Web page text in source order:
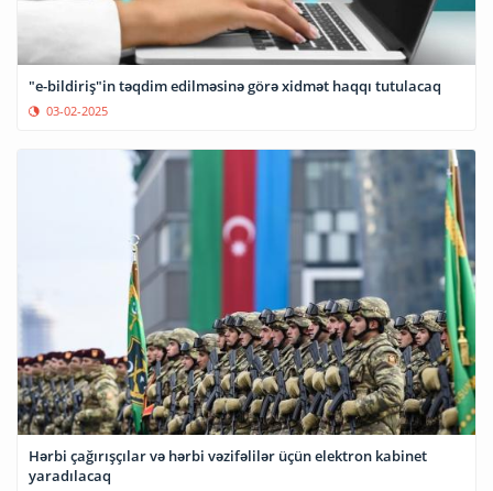
"e-bildiriş"in təqdim edilməsinə görə xidmət haqqı tutulacaq
03-02-2025
Hərbi çağırışçılar və hərbi vəzifəlilər üçün elektron kabinet
yaradılacaq